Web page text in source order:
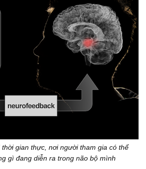
gian thực, nơi người tham gia có thể
gì đang diễn ra trong não bộ mình